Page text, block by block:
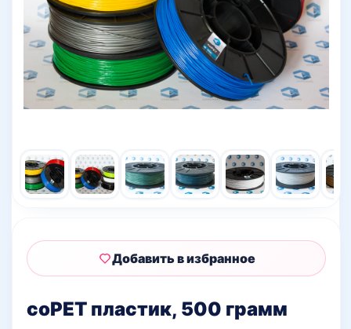
coPET пластик, 500 грамм
Добавить в избранное